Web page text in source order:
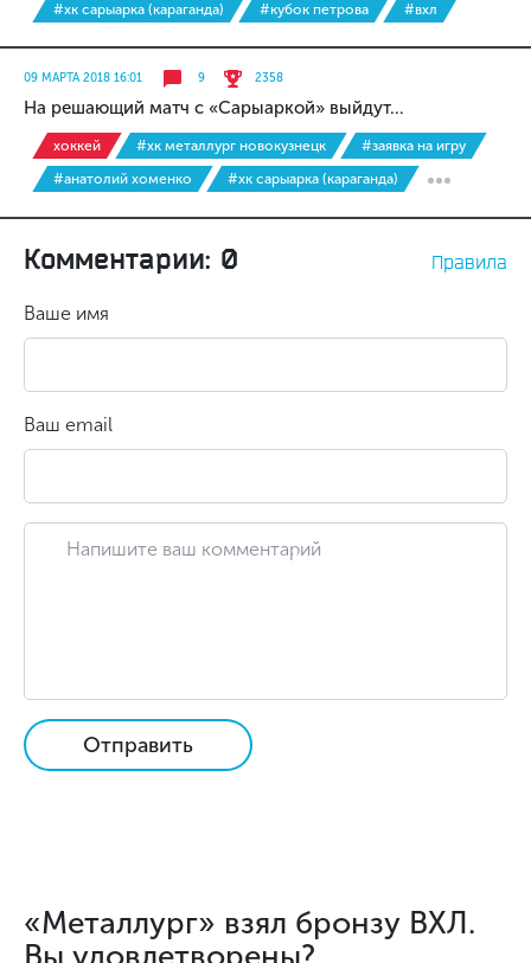
#хк сарыарка (караганда)
#кубок петрова #вхл
09 МАРТА 2018 16:01 9 2358
На решающий матч с «Сарыаркой» выйдут...
хоккей #хк металлург новокузнецк
#заявка на игру
#анатолий хоменко
#хк сарыарка (караганда)
Комментарии: 0 Правила
Ваше имя
Ваш email
Отправить
«Металлург» взял бронзу ВХЛ.